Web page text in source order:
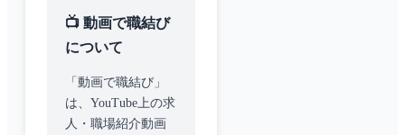
📺 動画で職結び
について
「動画で職結び」
は、YouTube上の求
人・職場紹介動画